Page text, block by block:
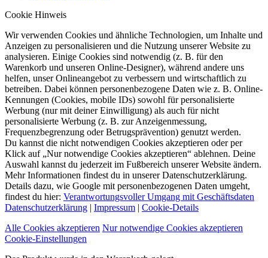
Cookie Hinweis
Wir verwenden Cookies und ähnliche Technologien, um Inhalte und
Anzeigen zu personalisieren und die Nutzung unserer Website zu
analysieren. Einige Cookies sind notwendig (z. B. für den
Warenkorb und unseren Online-Designer), während andere uns
helfen, unser Onlineangebot zu verbessern und wirtschaftlich zu
betreiben. Dabei können personenbezogene Daten wie z. B. Online-
Kennungen (Cookies, mobile IDs) sowohl für personalisierte
Werbung (nur mit deiner Einwilligung) als auch für nicht
personalisierte Werbung (z. B. zur Anzeigenmessung,
Frequenzbegrenzung oder Betrugsprävention) genutzt werden.
Du kannst die nicht notwendigen Cookies akzeptieren oder per
Klick auf „Nur notwendige Cookies akzeptieren“ ablehnen. Deine
Auswahl kannst du jederzeit im Fußbereich unserer Website ändern.
Mehr Informationen findest du in unserer Datenschutzerklärung.
Details dazu, wie Google mit personenbezogenen Daten umgeht,
findest du hier: Verantwortungsvoller Umgang mit Geschäftsdaten
Datenschutzerklärung | Impressum | Cookie-Details
Alle Cookies akzeptieren Nur notwendige Cookies akzeptieren
Cookie-Einstellungen